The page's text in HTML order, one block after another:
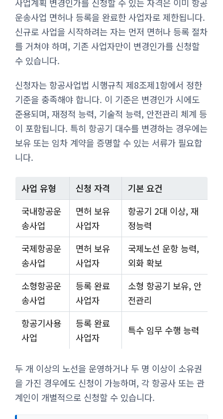
사업계획 변경인가를 신청할 수 있는 자격은 이미 항공
운송사업 면허나 등록을 완료한 사업자로 제한됩니다.
신규로 사업을 시작하려는 자는 먼저 면허나 등록 절차
를 거쳐야 하며, 기존 사업자만이 변경인가를 신청할
수 있습니다.
신청자는 항공사업법 시행규칙 제8조제1항에서 정한
기준을 충족해야 합니다. 이 기준은 변경인가 시에도
준용되며, 재정적 능력, 기술적 능력, 안전관리 체계 등
이 포함됩니다. 특히 항공기 대수를 변경하는 경우에는
보유 또는 임차 계약을 증명할 수 있는 서류가 필요합
니다.
사업 유형 신청 자격
기본 요건
국내항공운
송사업
면허 보유
사업자
항공기 2대 이상, 재
정능력
국제항공운
송사업
면허 보유
사업자
국제노선 운항 능력,
외화 확보
소형항공운
송사업
등록 완료
사업자
소형 항공기 보유, 안
전관리
항공기사용
사업
등록 완료
사업자
특수 임무 수행 능력
두 개 이상의 노선을 운영하거나 두 명 이상이 소유권
을 가진 경우에도 신청이 가능하며, 각 항공사 또는 관
계인이 개별적으로 신청할 수 있습니다.